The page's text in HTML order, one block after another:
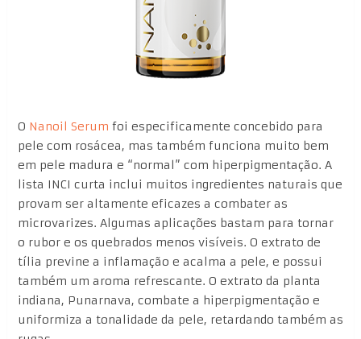
O Nanoil Serum foi especificamente concebido para
pele com rosácea, mas também funciona muito bem
em pele madura e “normal” com hiperpigmentação. A
lista INCI curta inclui muitos ingredientes naturais que
provam ser altamente eficazes a combater as
microvarizes. Algumas aplicações bastam para tornar
o rubor e os quebrados menos visíveis. O extrato de
tília previne a inflamação e acalma a pele, e possui
também um aroma refrescante. O extrato da planta
indiana, Punarnava, combate a hiperpigmentação e
uniformiza a tonalidade da pele, retardando também as